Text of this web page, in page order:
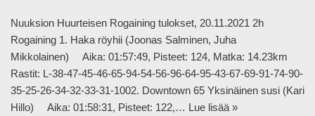
Nuuksion Huurteisen Rogaining tulokset, 20.11.2021 2h
Rogaining 1. Haka röyhii (Joonas Salminen, Juha
Mikkolainen) Aika: 01:57:49, Pisteet: 124, Matka: 14.23km
Rastit: L-38-47-45-46-65-94-54-56-96-64-95-43-67-69-91-74-90-
35-25-26-34-32-33-31-1002. Downtown 65 Yksinäinen susi (Kari
Hillo) Aika: 01:58:31, Pisteet: 122,… Lue lisää »